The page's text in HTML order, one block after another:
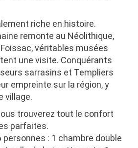
riche en histoire.
remonte au Néolithique,
véritables musées
une visite. Conquérants
sarrasins et Templiers
empreinte sur la région, y
village.
trouverez tout le confort
parfaites.
personnes : 1 chambre double